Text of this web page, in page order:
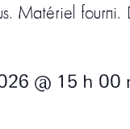
Matériel fourni.
@ 15 h 00